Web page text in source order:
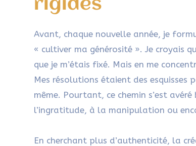
rigides
Avant, chaque nouvelle année, je
« cultiver ma générosité ». Je croyais
que je m’étais fixé. Mais en me
Mes résolutions étaient des esquisses
même. Pourtant, ce chemin s’est
l’ingratitude, à la manipulation ou
En cherchant plus d’authenticité, la